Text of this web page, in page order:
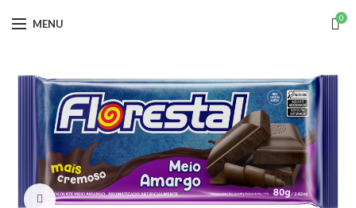
MENU 0
Click to enlarge